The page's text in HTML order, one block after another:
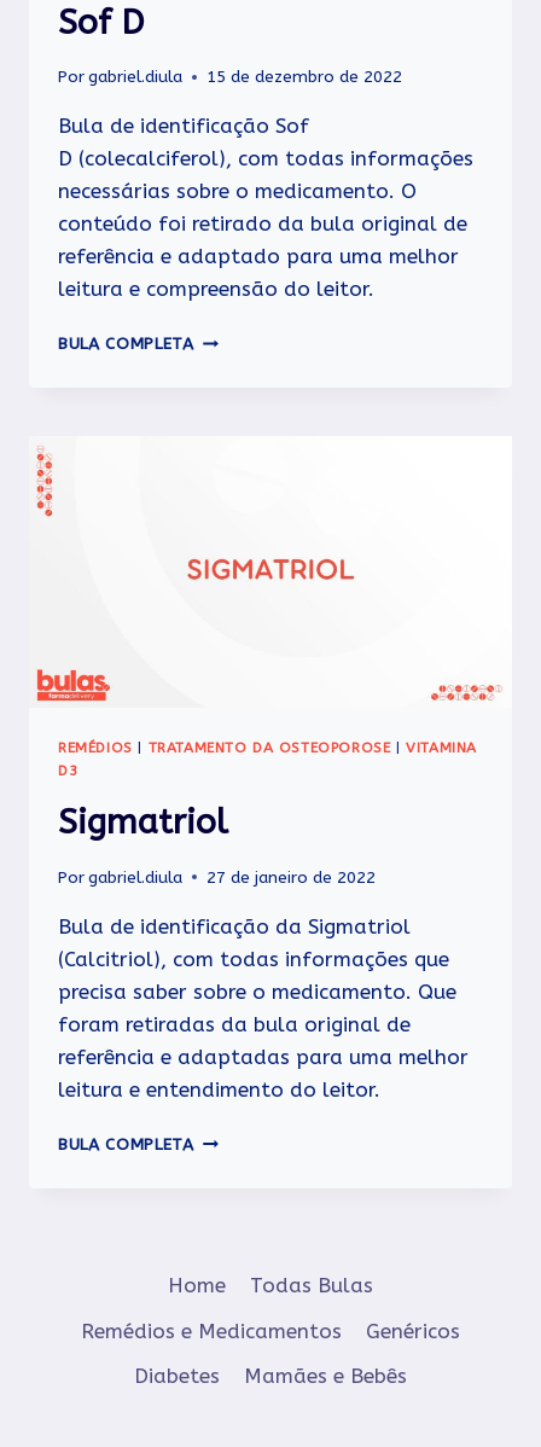
Sof D
Porgabriel.diula 15 de dezembro de 2022
Bula de identificação Sof
D (colecalciferol), com todas informações
necessárias sobre o medicamento. O
conteúdo foi retirado da bula original de
referência e adaptado para uma melhor
leitura e compreensão do leitor.
BULA COMPLETA SOF
REMÉDIOS TRATAMENTO DA OSTEOPOROSE|VITAMINA
D3
Sigmatriol
Porgabriel.diula 27 de janeiro de 2022
Bula de identificação da Sigmatriol
(Calcitriol), com todas informações que
precisa saber sobre o medicamento. Que
foram retiradas da bula original de
referência e adaptadas para uma melhor
leitura e entendimento do leitor.
BULA COMPLETA SIGMATRIOL
Home
Todas Bulas
Remédios e Medicamentos
Genéricos
Diabetes
Mamães e Bebês